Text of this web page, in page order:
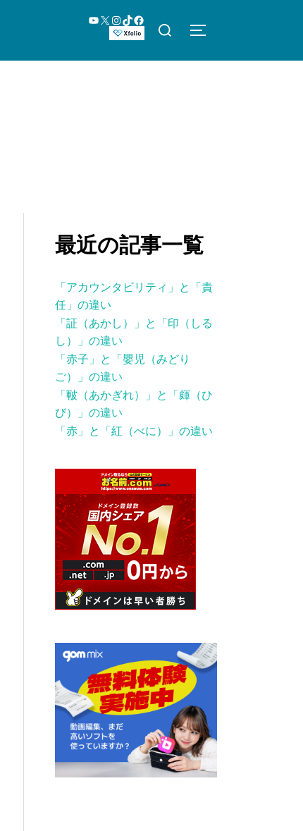
YouTube
X Instagram
TikTokFacebook
検
対
サイドバーとナビ
最近の記事一覧
「アカウンタビリティ」と「責
任」の違い
「証（あかし）」と「印（しる
し）」の違い
「赤子」と「嬰児（みどり
ご）」の違い
「皸（あかぎれ）」と「皹（ひ
び）」の違い
「赤」と「紅（べに）」の違い